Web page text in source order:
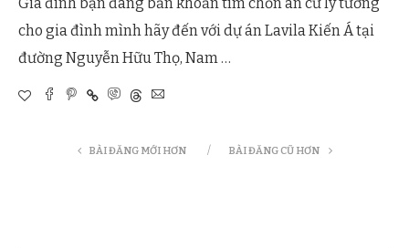
Gia đình bạn đang băn khoăn tìm chốn an cư lý tưởng
cho gia đình mình hãy đến với dự án Lavila Kiến Á tại
đường Nguyễn Hữu Thọ, Nam …
BÀI ĐĂNG MỚI HƠN BÀI ĐĂNG CŨ HƠN